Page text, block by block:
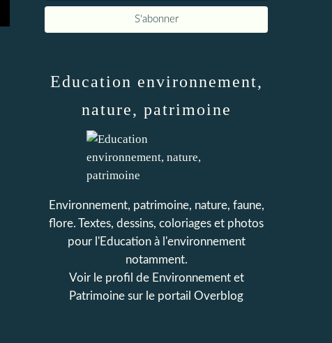
Education environnement,
nature, patrimoine
Environnement, patrimoine, nature, faune,
flore. Textes, dessins, coloriages et photos
pour l'Education à l'environnement
notamment.
Voir le profil de Environnement et
Patrimoine sur le portail Overblog